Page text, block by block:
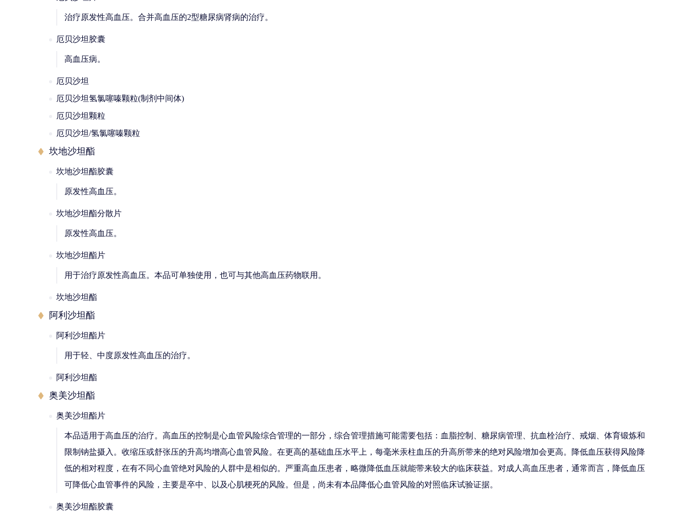
治疗原发性高血压。合并高血压的2型糖尿病肾病的治疗。
厄贝沙坦胶囊
高血压病。
厄贝沙坦
厄贝沙坦氢氯噻嗪颗粒(制剂中间体)
厄贝沙坦颗粒
厄贝沙坦/氢氯噻嗪颗粒
坎地沙坦酯
坎地沙坦酯胶囊
原发性高血压。
坎地沙坦酯分散片
原发性高血压。
坎地沙坦酯片
用于治疗原发性高血压。本品可单独使用，也可与其他高血压药物联用。
坎地沙坦酯
阿利沙坦酯
阿利沙坦酯片
用于轻、中度原发性高血压的治疗。
阿利沙坦酯
奥美沙坦酯
奥美沙坦酯片
本品适用于高血压的治疗。高血压的控制是心血管风险综合管理的一部分，综合管理措施可能需要包括：血脂控制、糖尿病管理、抗血栓治疗、戒烟、体育锻炼和
限制钠盐摄入。收缩压或舒张压的升高均增高心血管风险。在更高的基础血压水平上，每毫米汞柱血压的升高所带来的绝对风险增加会更高。降低血压获得风险降
低的相对程度，在有不同心血管绝对风险的人群中是相似的。严重高血压患者，略微降低血压就能带来较大的临床获益。对成人高血压患者，通常而言，降低血压
可降低心血管事件的风险，主要是卒中、以及心肌梗死的风险。但是，尚未有本品降低心血管风险的对照临床试验证据。
奥美沙坦酯胶囊